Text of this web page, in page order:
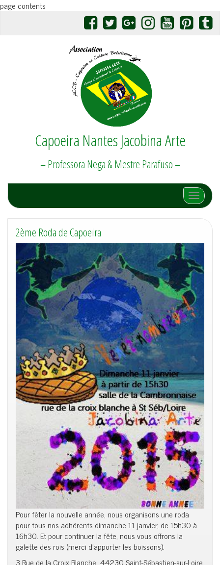
page contents
Capoeira Nantes Jacobina Arte
– Professora Nega & Mestre Parafuso –
Afficher/
2ème Roda de Capoeira
Pour fêter la nouvelle année, nous organisons une roda
pour tous nos adhérents dimanche 11 janvier, de 15h30 à
16h30. Et pour continuer la fête, nous vous offrons la
galette des rois (merci d’apporter les boissons).
3 Rue de la Croix Blanche, 44230 Saint-Sébastien-sur-Loire